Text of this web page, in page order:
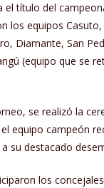
el título del
los equipos Casuto,
Diamante, San
(equipo que se
se realizó la
equipo campeón
su destacado
los